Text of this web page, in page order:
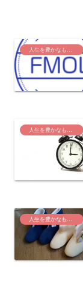
人生を豊かなものに